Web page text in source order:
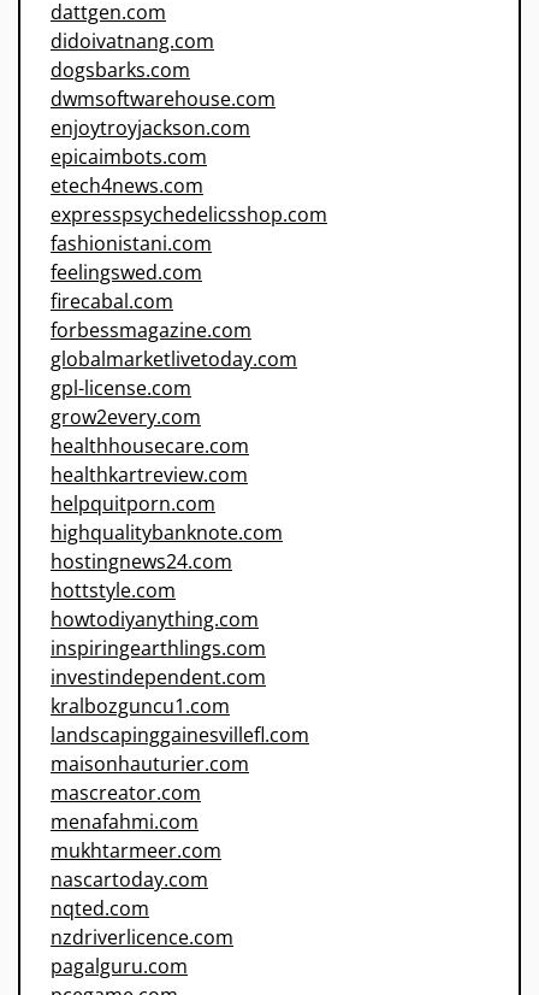
dattgen.com
didoivatnang.com
dogsbarks.com
dwmsoftwarehouse.com
enjoytroyjackson.com
epicaimbots.com
etech4news.com
expresspsychedelicsshop.com
fashionistani.com
feelingswed.com
firecabal.com
forbessmagazine.com
globalmarketlivetoday.com
gpl-license.com
grow2every.com
healthhousecare.com
healthkartreview.com
helpquitporn.com
highqualitybanknote.com
hostingnews24.com
hottstyle.com
howtodiyanything.com
inspiringearthlings.com
investindependent.com
kralbozguncu1.com
landscapinggainesvillefl.com
maisonhauturier.com
mascreator.com
menafahmi.com
mukhtarmeer.com
nascartoday.com
nqted.com
nzdriverlicence.com
pagalguru.com